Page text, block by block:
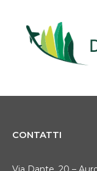
CONTATTI